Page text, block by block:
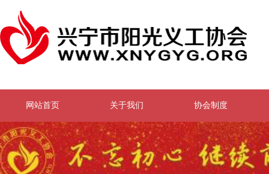
网站首页 关于我们 协会制度